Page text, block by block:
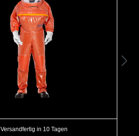
Versandfertig in 10 Tagen